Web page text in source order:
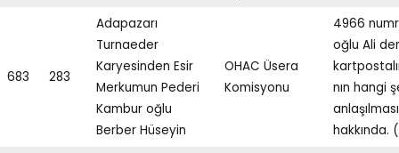
683 283
Adapazarı
Turnaeder
Karyesinden Esir
Merkumun Pederi
Kambur oğlu
Berber Hüseyin
OHAC Üsera
Komisyonu
4966
oğlu Ali
nın hangi
hakkında.